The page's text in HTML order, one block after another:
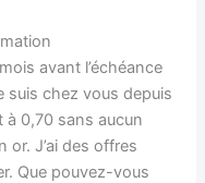
avant l’échéance
suis chez vous depuis
0,70 sans aucun
or. J’ai des offres
Que pouvez-vous